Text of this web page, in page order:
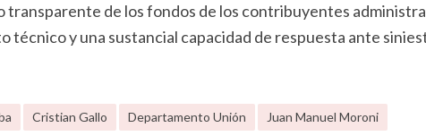
transparente de los fondos de los contribuyentes
técnico y una sustancial capacidad de respuesta ante
Cristian Gallo Departamento Unión
Juan Manuel Moroni